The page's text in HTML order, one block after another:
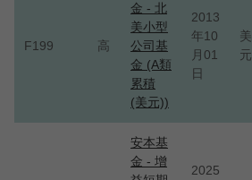
F199 高
金 - 北
美小型
公司基
金 (A類
累積
(美元))
2013
年10
月01
日
美
元
安本基
金 - 增
2025